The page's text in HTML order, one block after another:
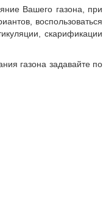
Вашего газона, при
воспользоваться
скарификации
газона задавайте по